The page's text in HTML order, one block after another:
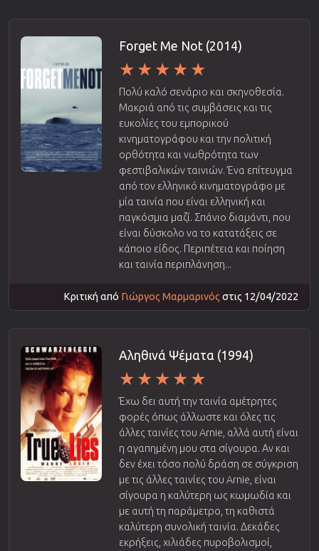
Forget Me Not (2014)
Πολύ καλό σενάριο και σκηνοθεσία.
Μακριά από τις συμβάσεις και τις
ευκολίες του εμπορικού
κινηματογράφου και την πολιτική
ορθότητα και νωθρότητα των
φεστιβαλικών ταινιών. Ένα επίτευγμα
από τον ελληνικό κινηματογράφο με
μία ταινία που είναι ελληνική και
παγκόσμια μαζί. Σπάνιο διαμάντι, που
είναι δύσκολο να το κατατάξεις σε
κάποιο είδος. Περιπέτεια και ποίηση
και ταινία περιπλάνηση...
Κριτική από Γιώργος Μαρμαρινός στις 12/04/2022
Αληθινά Ψέματα (1994)
Έχω δει αυτή την ταινία αμέτρητες
φορές όπως άλλωστε και όλες τις
άλλες ταινίες του Arnie, αλλά αυτή είναι
η αγαπημένη μου στα σίγουρα. Αν και
δεν έχει τόσο πολύ δράση σε σύγκριση
με τις άλλες ταινίες του Arnie, είναι
σίγουρα η καλύτερη ως κωμωδία και
με αυτή τη παράμετρο, τη καθιστά
καλύτερη συνολική ταινία. Δεκάδες
εκρήξεις, χιλιάδες πυροβολισμοί,